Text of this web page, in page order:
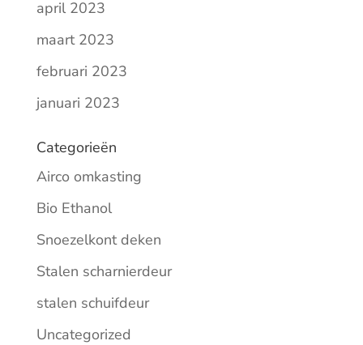
april 2023
maart 2023
februari 2023
januari 2023
Categorieën
Airco omkasting
Bio Ethanol
Snoezelkont deken
Stalen scharnierdeur
stalen schuifdeur
Uncategorized